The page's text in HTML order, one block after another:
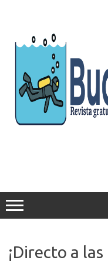
¡Directo a